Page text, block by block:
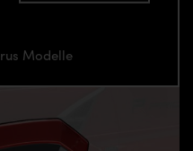
Modelle